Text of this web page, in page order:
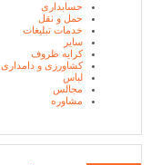
حسابداری
حمل و نقل
خدمات تبلیغات
سایر
کرایه ظروف
کشاورزی و دامداری
لباس
مجالس
مشاوره